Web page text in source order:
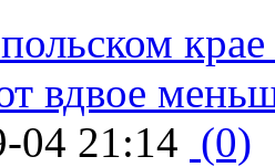
вдвое
04 21:14 (0)